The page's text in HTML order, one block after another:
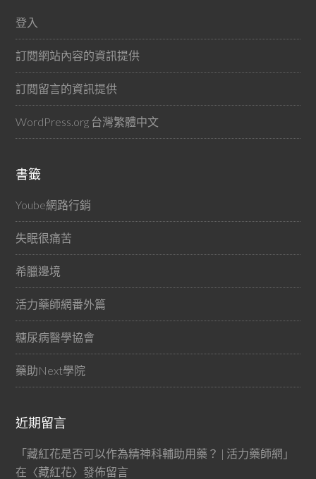
登入
訂閱網站內容的資訊提供
訂閱留言的資訊提供
WordPress.org 台灣繁體中文
書籤
Yoube網路行銷
失眠很痛苦
希臘邊境
活力藥師網番外篇
糖尿病醫學協會
藥助Next學院
近期留言
「藏紅花是否可以作為精神科輔助用藥？ | 活力藥師網 」
在〈藏紅花〉發佈留言